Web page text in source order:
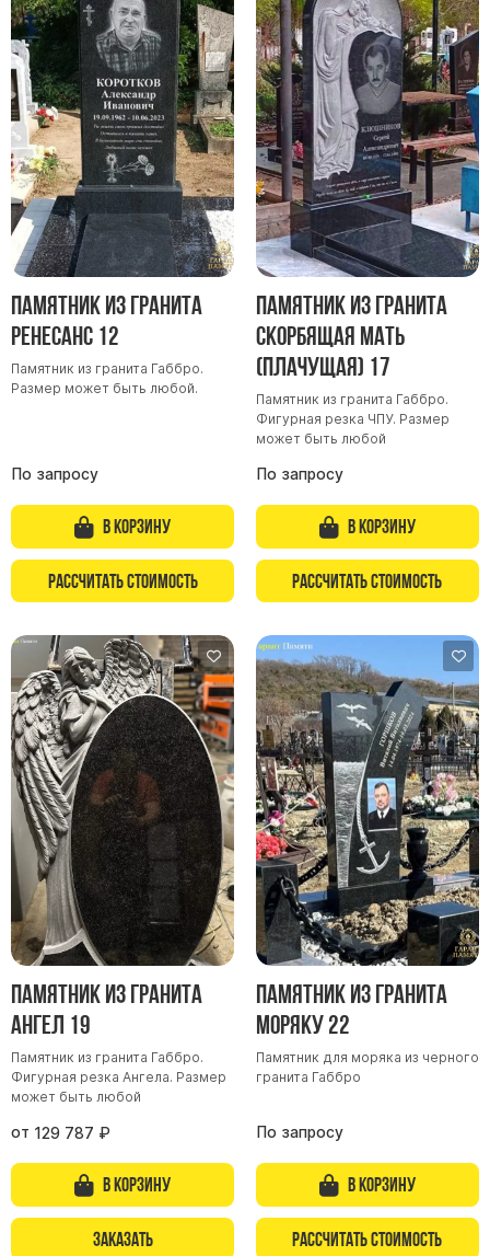
Памятник из гранита
Ренесанс 12
Памятник из гранита Габбро.
Размер может быть любой.
По запросу
В корзину
Рассчитать стоимость
Памятник из гранита
Скорбящая мать
(Плачущая) 17
Памятник из гранита Габбро.
Фигурная резка ЧПУ. Размер
может быть любой
По запросу
В корзину
Рассчитать стоимость
Памятник из гранита
Ангел 19
Памятник из гранита Габбро.
Фигурная резка Ангела. Размер
может быть любой
от 129 787 ₽
В корзину
Заказать
Памятник из гранита
Моряку 22
Памятник для моряка из черного
гранита Габбро
По запросу
В корзину
Рассчитать стоимость